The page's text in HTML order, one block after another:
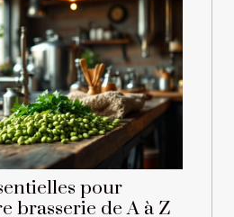
pour
brasserie de A à Z